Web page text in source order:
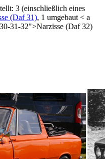
3 (einschließlich eines
(Daf 31), 1 umgebaut < a
31-32">Narzisse (Daf 32)